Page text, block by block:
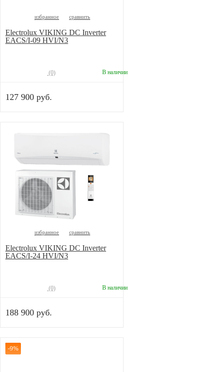
избранное сравнить
Electrolux VIKING DC Inverter
EACS/I-09 HVI/N3
(0) В наличии
127 900 руб.
избранное сравнить
Electrolux VIKING DC Inverter
EACS/I-24 HVI/N3
(0) В наличии
188 900 руб.
-9%